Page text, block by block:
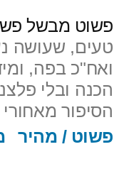
לתוכן
פשוט מבשל
טעים, שעושה
הכנה ובלי
הסיפור מאחורי
פשוט / מהיר